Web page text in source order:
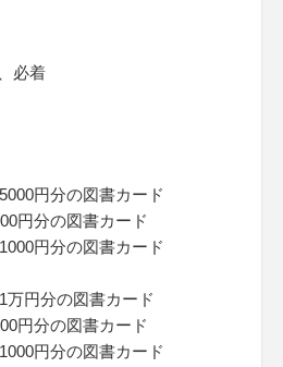
必着
円分の図書カード
円分の図書カード
円分の図書カード
円分の図書カード
円分の図書カード
円分の図書カード